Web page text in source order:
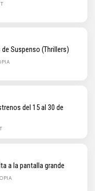
Suspenso (Thrillers)
del 15 al 30 de
a la pantalla grande